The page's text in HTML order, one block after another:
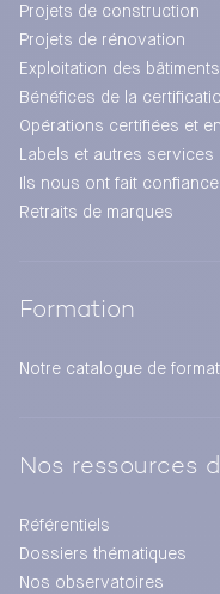
Projets de construction
Projets de rénovation
Exploitation des bâtiments
Bénéfices de la
Opérations certifiées et
Labels et autres services
Ils nous ont fait confiance
Retraits de marques
Formation
Notre catalogue de
Nos ressources
Référentiels
Dossiers thématiques
Nos observatoires